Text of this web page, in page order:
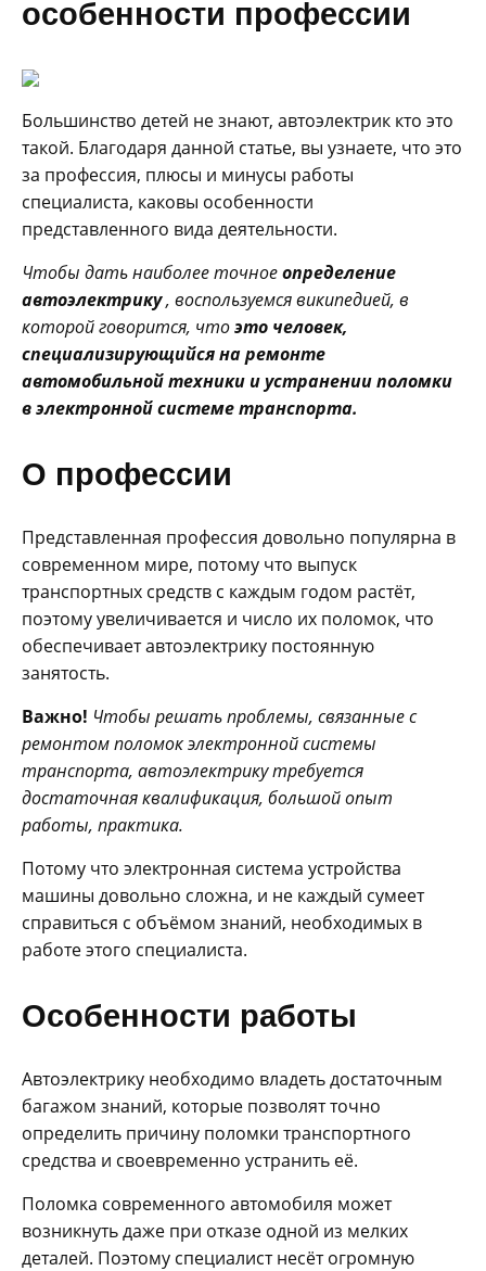
особенности профессии
Большинство детей не знают, автоэлектрик кто это
такой. Благодаря данной статье, вы узнаете, что это
за профессия, плюсы и минусы работы
специалиста, каковы особенности
представленного вида деятельности.
Чтобы дать наиболее точноеопределение
автоэлектрику, воспользуемся википедией, в
которой говорится, чтоэто человек,
специализирующийся на ремонте
автомобильной техники и устранении поломки
в электронной системе транспорта.
О профессии
Представленная профессия довольно популярна в
современном мире, потому что выпуск
транспортных средств с каждым годом растёт,
поэтому увеличивается и число их поломок, что
обеспечивает автоэлектрику постоянную
занятость.
Важно! Чтобы решать проблемы, связанные с
ремонтом поломок электронной системы
транспорта, автоэлектрику требуется
достаточная квалификация, большой опыт
работы, практика.
Потому что электронная система устройства
машины довольно сложна, и не каждый сумеет
справиться с объёмом знаний, необходимых в
работе этого специалиста.
Особенности работы
Автоэлектрику необходимо владеть достаточным
багажом знаний, которые позволят точно
определить причину поломки транспортного
средства и своевременно устранить её.
Поломка современного автомобиля может
возникнуть даже при отказе одной из мелких
деталей. Поэтому специалист несёт огромную